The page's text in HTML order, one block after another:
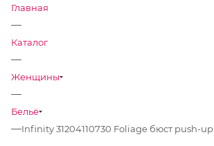
Главная
—
Каталог
—
Женщины
—
Бельё
—Infinity 31204110730 Foliage бюст push-up